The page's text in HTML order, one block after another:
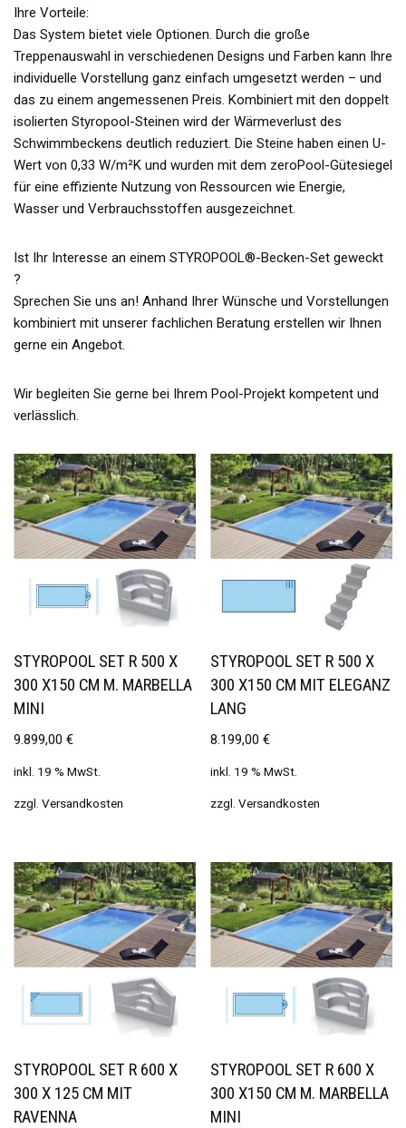
Ihre Vorteile:
Das System bietet viele Optionen. Durch die große
Treppenauswahl in verschiedenen Designs und Farben kann Ihre
individuelle Vorstellung ganz einfach umgesetzt werden – und
das zu einem angemessenen Preis. Kombiniert mit den doppelt
isolierten Styropool-Steinen wird der Wärmeverlust des
Schwimmbeckens deutlich reduziert. Die Steine haben einen U-
Wert von 0,33 W/m²K und wurden mit dem zeroPool-Gütesiegel
für eine effiziente Nutzung von Ressourcen wie Energie,
Wasser und Verbrauchsstoffen ausgezeichnet.
Ist Ihr Interesse an einem STYROPOOL®-Becken-Set geweckt
?
Sprechen Sie uns an! Anhand Ihrer Wünsche und Vorstellungen
kombiniert mit unserer fachlichen Beratung erstellen wir Ihnen
gerne ein Angebot.
Wir begleiten Sie gerne bei Ihrem Pool-Projekt kompetent und
verlässlich.
STYROPOOL SET R 500 X
300 X150 CM M. MARBELLA
MINI
9.899,00 €
inkl. 19 % MwSt.
zzgl. Versandkosten
STYROPOOL SET R 500 X
300 X150 CM MIT ELEGANZ
LANG
8.199,00€
inkl. 19 % MwSt.
zzgl.Versandkosten
STYROPOOL SET R 600 X
300 X 125 CM MIT
RAVENNA
STYROPOOL SET R 600 X
300 X150 CM M. MARBELLA
MINI